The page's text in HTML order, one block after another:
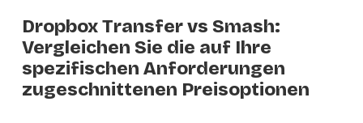
Dropbox Transfer vs Smash:
Vergleichen Sie die auf Ihre
spezifischen Anforderungen
zugeschnittenen Preisoptionen